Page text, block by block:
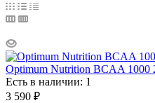
Optimum Nutrition BCAA 1000
Есть в наличии: 1
3 590 ₽